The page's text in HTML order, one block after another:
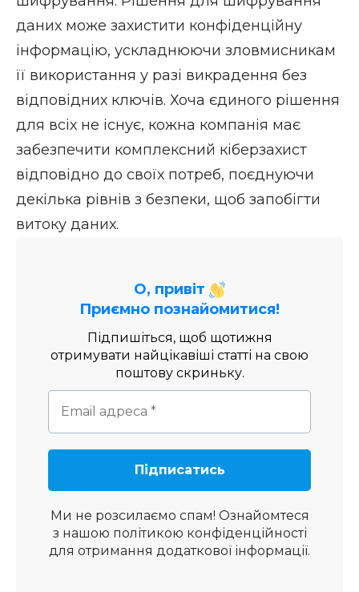
даних може захистити конфіденційну
інформацію, ускладнюючи зловмисникам
її використання у разі викрадення без
відповідних ключів. Хоча єдиного рішення
для всіх не існує, кожна компанія має
забезпечити комплексний кіберзахист
відповідно до своїх потреб, поєднуючи
декілька рівнів з безпеки, щоб запобігти
витоку даних.
О, привіт
Приємно познайомитися!
Підпишіться, щоб щотижня
отримувати найцікавіші статті на свою
поштову скриньку.
Ми не розсилаємо спам! Ознайомтеся
з нашою політикою конфіденційності
для отримання додаткової інформації.